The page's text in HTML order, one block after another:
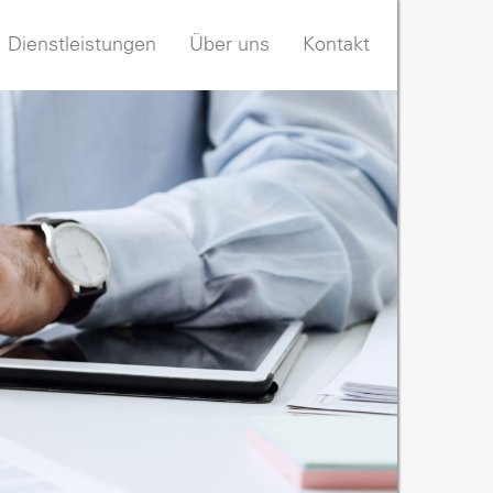
Dienstleistungen Über uns Kontakt